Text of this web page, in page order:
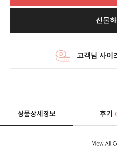
선물
상품상세정보 후기